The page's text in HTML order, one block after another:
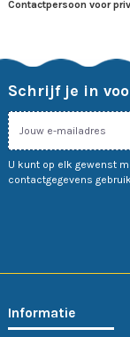
Contactpersoon voor
Schrijf je in
U kunt op elk gewenst
contactgegevens
Informatie